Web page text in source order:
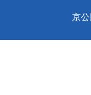
京